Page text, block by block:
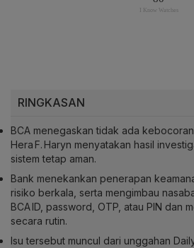
RINGKASAN
BCA menegaskan tidak ada
Hera F. Haryn menyatakan hasil
sistem tetap aman.
Bank menekankan penerapan
risiko berkala, serta mengimbau
BCA ID, password, OTP, atau PIN dan
secara rutin.
Isu tersebut muncul dari unggahan